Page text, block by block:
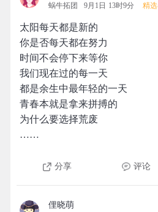
蜗牛拓团 9月1日 13时9分 精选
太阳每天都是新的
你是否每天都在努力
时间不会停下来等你
我们现在过的每一天
都是余生中最年轻的一天
青春本就是拿来拼搏的
为什么要选择荒废
……
分享 评论
俚晓萌